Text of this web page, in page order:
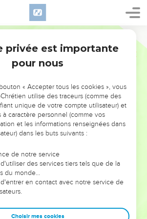
PAS L’ÉVÉNEMENT
DE L’ANNÉE !
POUVAIENT VOUS ÉVITER LES
VOTRES ?
Mais on voit moins les doutes, les erreurs
qu'ils ont traversés, alors même que ce
elles qui les ont façonnés.
leaders, entrepreneurs, et responsables
plus de sagesse afin que leurs erreurs
privée est importante
pour nous
« Accepter tous les cookies », vous
utilise des traceurs (comme des
unique de votre compte utilisateur) et
caractère personnel (comme vos
et les informations renseignées dans
dans les buts suivants :
de notre service
des services tiers tels que de la
du monde…
en contact avec notre service de
Choisir mes cookies